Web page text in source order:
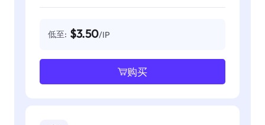
低至: $3.50/IP
购买